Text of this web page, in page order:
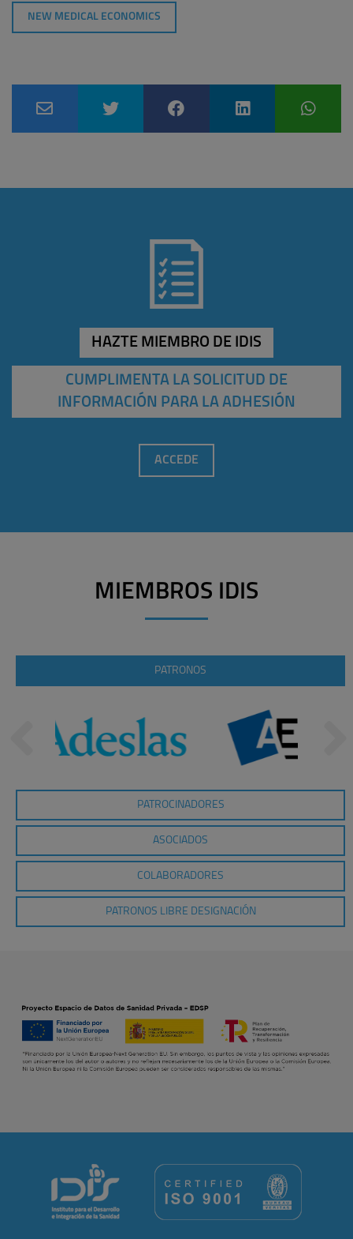
NEW MEDICAL ECONOMICS
HAZTE MIEMBRO DE IDIS
CUMPLIMENTA LA SOLICITUD DE
INFORMACIÓN PARA LA ADHESIÓN
ACCEDE
MIEMBROS IDIS
PATRONOS
PATROCINADORES
ASOCIADOS
COLABORADORES
PATRONOS LIBRE DESIGNACIÓN